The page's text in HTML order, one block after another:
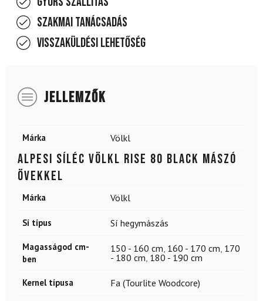
Szakmai tanácsadás
Visszaküldési lehetőség
JELLEMZŐK
Márka Völkl
Alpesi síléc VÖLKL Rise 80 Black mászó
övekkel
Márka Völkl
Sí típus Sí hegymászás
Magasságod cm-
ben
150 - 160 cm 160 - 170 cm 170
- 180 cm 180 - 190 cm
Kernel típusa Fa (Tourlite Woodcore)